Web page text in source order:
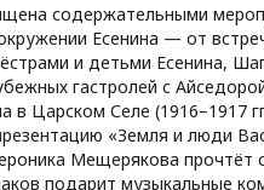
содержательными
Есенина — от
и детьми Есенина,
гастролей с
в Царском Селе (1916–1917
«Земля и люди
Мещерякова прочтёт
подарит музыкальные